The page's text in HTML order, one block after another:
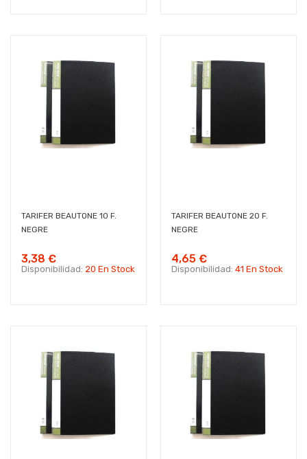
TARIFER BEAUTONE 10 F.
NEGRE
3,38 €
Disponibilidad: 20 En Stock
TARIFER BEAUTONE 20 F.
NEGRE
4,65 €
Disponibilidad: 41 En Stock